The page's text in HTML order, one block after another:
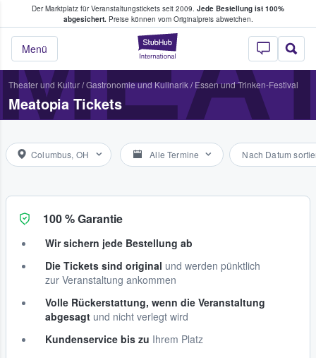
Der Marktplatz für Veranstaltungstickets seit 2009. Jede Bestellung ist 100%
abgesichert.Preise können vom Originalpreis abweichen.
StubHub - Wo
Menü
Tickets kaufen & verkaufen
Theater und Kultur/Gastronomie und Kulinarik/ Essen und Trinken-Festival
Meatopia Tickets
Columbus, OH Alle Termine Nach Datum
100 % Garantie
Wir sichern jede Bestellung ab
Die Tickets sind original und werden pünktlich
zur Veranstaltung ankommen
Volle Rückerstattung, wenn die Veranstaltung
abgesagt und nicht verlegt wird
Kundenservice bis zu Ihrem Platz